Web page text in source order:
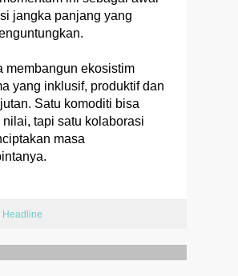
jangka panjang yang
membangun ekosistim
yang inklusif, produktif dan
Satu komoditi bisa
nilai, tapi satu kolaborasi
masa
Headline